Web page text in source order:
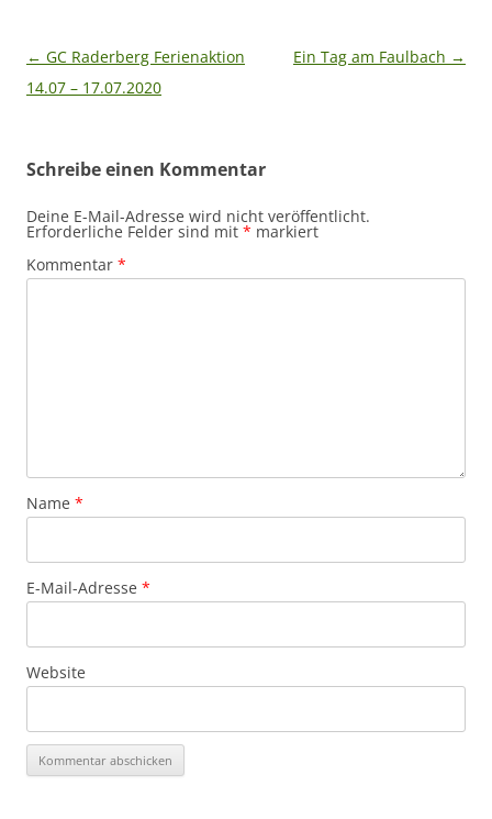
Beitragsnavigation
← GC Raderberg Ferienaktion
14.07 – 17.07.2020
Ein Tag am Faulbach →
Schreibe einen Kommentar
Deine E-Mail-Adresse wird nicht veröffentlicht.
Erforderliche Felder sind mit * markiert
Kommentar *
Name *
E-Mail-Adresse *
Website